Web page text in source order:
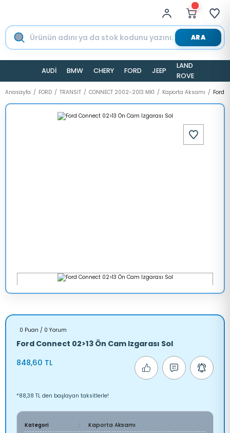
ARA
AUDİ BMW CHERY FORD JEEP
LAND
ROVER
Anasayfa FORD TRANSİT CONNECT 2002-2013 MK1 Kaporta Aksamı Ford
0 Puan / 0 Yorum
Ford Connect 02>13 Ön Cam Izgarası Sol
848,60 TL
*88,38 TL den başlayan taksitlerle!
Kategori
Kaporta Aksamı